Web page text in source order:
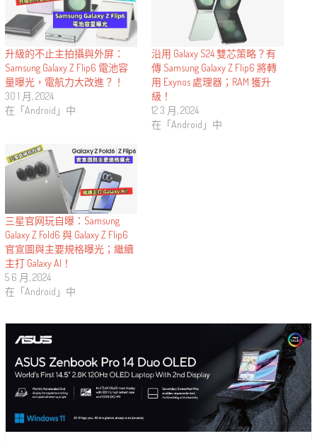
升級的不止主拍攝與外屏：
Samsung Galaxy Z Flip6 電池容
量曝光，電航力大改進？！
30 1 月, 2024
在「Android」中
沿用 Galaxy S24 雙芯策略？有
傳 Samsung Galaxy Z Flip6 將轉
用 Exynos 處理器；RAM 獲升
級！
12 3 月, 2024
在「Android」中
三星官网玩自曝：Samsung
Galaxy Z Fold6 與 Galaxy Z Flip6
官宣圖與主要規格曝光；繼續
主打 Galaxy AI！
5 6 月, 2024
在「Android」中